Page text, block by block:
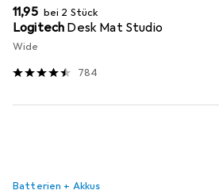
EUR
11,95 bei 2 Stück
Logitech Desk Mat Studio
Wide
784
Batterien + Akkus